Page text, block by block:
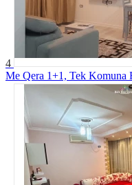
4
Me Qera 1+1, Tek Komuna